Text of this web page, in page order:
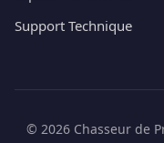
Support Technique
© 2026 Chasseur de